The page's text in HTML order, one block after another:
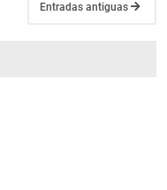
Entradas antiguas